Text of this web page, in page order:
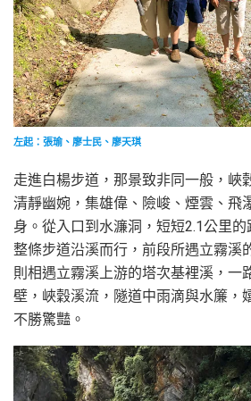
左起：張瑜、廖士民、廖天琪
走進白楊步道，那景致非同一般，峽
清靜幽婉，集雄偉、險峻、煙雲、飛
身。從入口到水濂洞，短短2.1公里的
整條步道沿溪而行，前段所遇立霧溪
則相遇立霧溪上游的塔次基裡溪，一
壁，峽穀溪流，隧道中雨滴與水簾，
不勝驚豔。